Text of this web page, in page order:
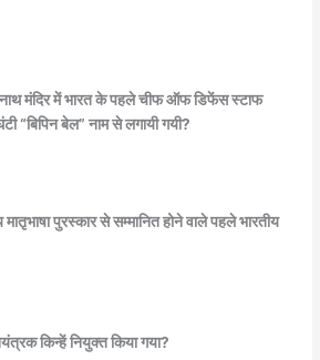
मंदिर में भारत के पहले चीफ ऑफ डिफेंस स्टाफ
“बिपिन बेल” नाम से लगायी गयी?
पुरस्कार से सम्मानित होने वाले पहले भारतीय
किन्हें नियुक्त किया गया?